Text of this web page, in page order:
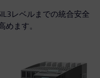
レベルまでの統合安全
めます。